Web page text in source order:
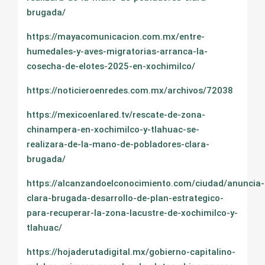
brugada/
https://mayacomunicacion.com.mx/entre-
humedales-y-aves-migratorias-arranca-la-
cosecha-de-elotes-2025-en-xochimilco/
https://noticieroenredes.com.mx/archivos/72038
https://mexicoenlared.tv/rescate-de-zona-
chinampera-en-xochimilco-y-tlahuac-se-
realizara-de-la-mano-de-pobladores-clara-
brugada/
https://alcanzandoelconocimiento.com/ciudad/anuncia-
clara-brugada-desarrollo-de-plan-estrategico-
para-recuperar-la-zona-lacustre-de-xochimilco-y-
tlahuac/
https://hojaderutadigital.mx/gobierno-capitalino-